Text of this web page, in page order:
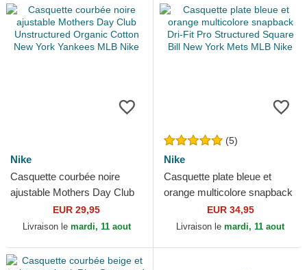
Nike
Casquette courbée noire
ajustable Mothers Day Club
Unstructured Organic Cotton
New York Yankees...
EUR 29,95
Livraison le mardi, 11 aout
(5)
Nike
Casquette plate bleue et
orange multicolore snapback
Dri-Fit Pro Structured Square
Bill New York...
EUR 34,95
Livraison le mardi, 11 aout